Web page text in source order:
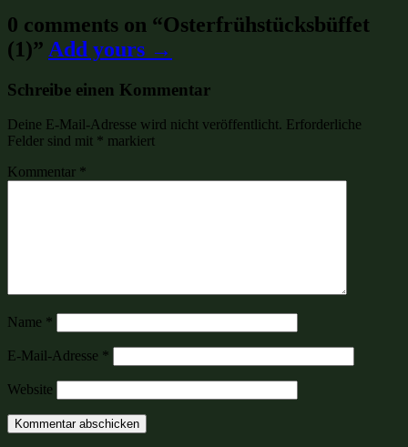
0 comments on “Osterfrühstücksbüffet
(1)” Add yours →
Schreibe einen Kommentar
Deine E-Mail-Adresse wird nicht veröffentlicht. Erforderliche
Felder sind mit * markiert
Kommentar *
Name *
E-Mail-Adresse *
Website